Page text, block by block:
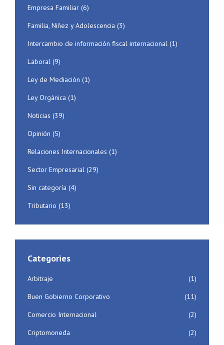
Empresa Familiar (6)
Familia, Niñez y Adolescencia (3)
Intercambio de información fiscal internacional (1)
Laboral (9)
Ley de Mediación (1)
Ley Orgánica (1)
Noticias (39)
Opinión (5)
Relaciones Internacionales (1)
Sector Empresarial (29)
Sin categoría (4)
Tributario (13)
Categories
Arbitraje
(1)
Buen Gobierno Corporativo
(11)
Comercio Internacional
(2)
Criptomoneda
(2)